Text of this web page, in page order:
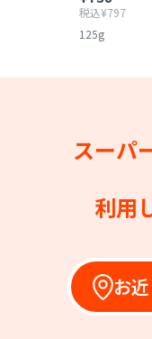
税込¥797
125g
スーパ
利用
お